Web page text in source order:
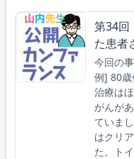
第34回
た患者
今回の
例] 80
治療は
がんが
ていま
はクリ
た。ト